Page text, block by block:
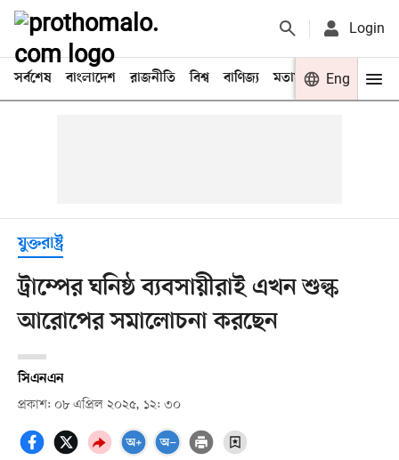
Login
সর্বশেষ বাংলাদেশ রাজনীতি বিশ্ব বাণিজ্য মতামত খেলা
Eng
যুক্তরাষ্ট্র
ট্রাম্পের ঘনিষ্ঠ ব্যবসায়ীরাই এখন শুল্ক
আরোপের সমালোচনা করছেন
সিএনএন
প্রকাশ: ০৮ এপ্রিল ২০২৫, ১২: ৩০